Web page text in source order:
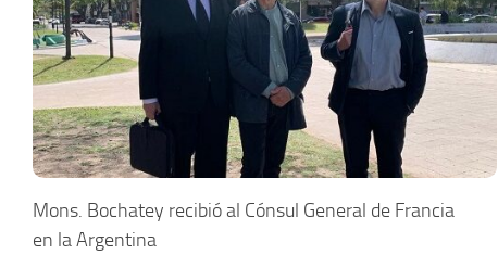
Mons. Bochatey recibió al Cónsul General de Francia
en la Argentina